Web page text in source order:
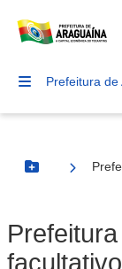
Prefeitura de
Botão Menu